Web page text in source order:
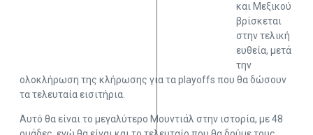
και Μεξικού
βρίσκεται
στην τελική
ευθεία, μετά
την
ολοκλήρωση της κλήρωσης για τα playoffs που θα δώσουν
τα τελευταία εισιτήρια.
Αυτό θα είναι το μεγαλύτερο Μουντιάλ στην ιστορία, με 48